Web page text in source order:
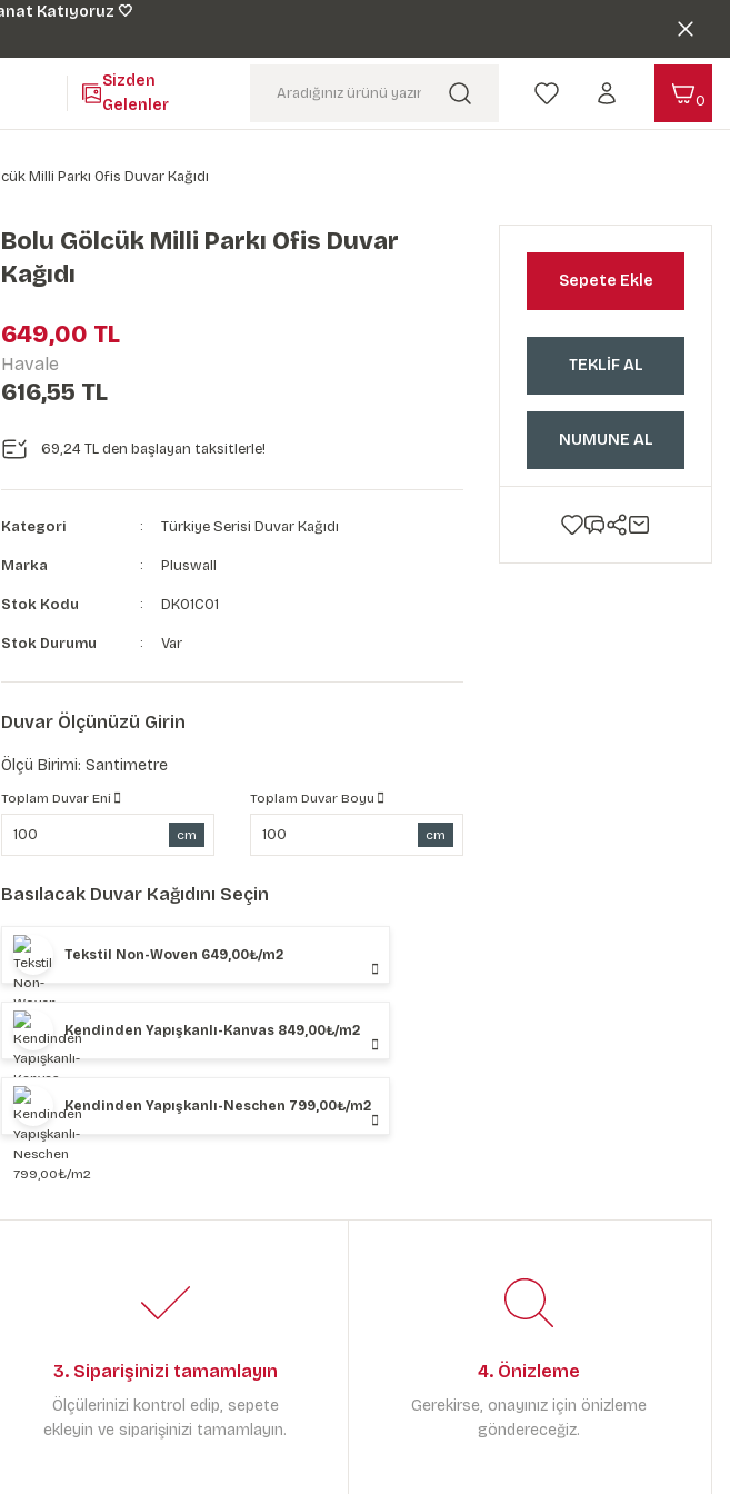
Katıyoruz 🤍
Sizden
Gelenler
0
Milli Parkı Ofis Duvar Kağıdı
Bolu Gölcük Milli Parkı Ofis Duvar
Kağıdı
649,00 TL
Havale
616,55 TL
69,24 TL den başlayan taksitlerle!
Kategori Türkiye Serisi Duvar Kağıdı
Marka Pluswall
Stok Kodu DK01C01
Stok Durumu Var
Duvar Ölçünüzü Girin
Ölçü Birimi: Santimetre
Toplam Duvar Eni
cm
Toplam Duvar Boyu
cm
Basılacak Duvar Kağıdını Seçin
Tekstil Non-Woven 649,00₺/m2
Kendinden Yapışkanlı-Kanvas 849,00₺/m2
Kendinden Yapışkanlı-Neschen 799,00₺/m2
Sepete Ekle
TEKLİF AL
NUMUNE AL
3. Siparişinizi tamamlayın
Ölçülerinizi kontrol edip, sepete
ekleyin ve siparişinizi tamamlayın.
4. Önizleme
Gerekirse, onayınız için önizleme
göndereceğiz.